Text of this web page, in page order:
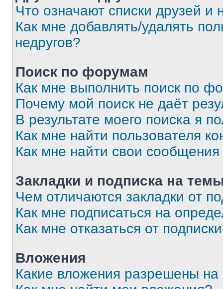
Что означают списки друзей и
Как мне добавлять/удалять
недругов?
Поиск по форумам
Как мне выполнить поиск по
Почему мой поиск не даёт
В результате моего поиска я
Как мне найти пользователя
Как мне найти свои
Закладки и подписка на
Чем отличаются закладки от
Как мне подписаться на
Как мне отказаться от
Вложения
Какие вложения разрешены